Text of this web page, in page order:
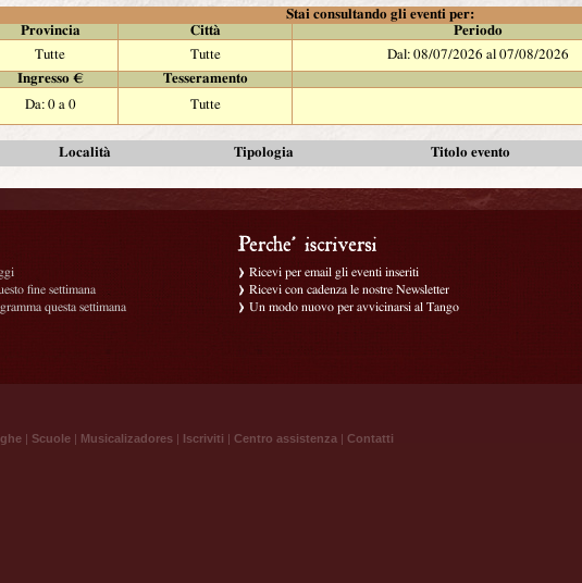
Stai consultando gli eventi per:
Provincia Città Periodo
Tutte Tutte Dal: 08/07/2026 al 07/08/2026
Ingresso €
Tesseramento
Da: 0 a 0 Tutte
Località Tipologia Titolo evento
fine settimana
questa settimana
Ricevi per email gli eventi inseriti
Ricevi con cadenza le nostre Newsletter
Un modo nuovo per avvicinarsi al Tango
| Scuole | Musicalizadores | Iscriviti | Centro assistenza | Contatti